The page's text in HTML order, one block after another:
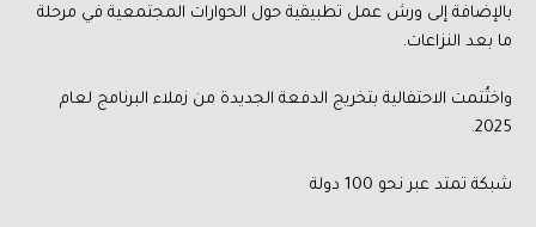
بالإضافة إلى ورش عمل تطبيقية حول الحوارات المجتمعية في مرحلة
ما بعد النزاعات.
واختُتمت الاحتفالية بتخريج الدفعة الجديدة من زملاء البرنامج لعام
2025.
شبكة تمتد عبر نحو 100 دولة